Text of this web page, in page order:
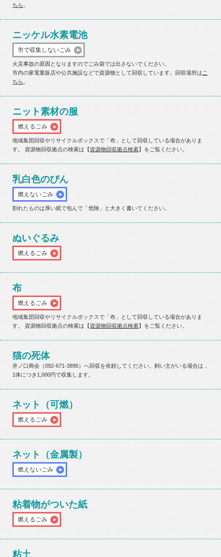
ちら
ニッケル水素電池
市で収集しないごみ
火災事故の原因となりますのでごみ袋では出さないでください。
市内の家電量販店や公共施設などで資源物として回収しています。回収場所は こ
ちら
ニット素材の服
燃えるごみ
地域集団回収やリサイクルボックスで「布」として回収している場合がありま
す。 資源物回収拠点の検索は【 資源物回収拠点検索】をご覧ください。
乳白色のびん
燃えないごみ
割れたものは厚い紙で包んで「危険」と大きく書いてください。
ぬいぐるみ
燃えるごみ
布
燃えるごみ
地域集団回収やリサイクルボックスで「布」として回収している場合がありま
す。 資源物回収拠点の検索は【 資源物回収拠点検索】をご覧ください。
猫の死体
井ノ口商会（092-671-3895）へ回収を依頼してください。飼い主がいる場合は，
1体につき1,000円で収集します。
ネット（可燃）
燃えるごみ
ネット（金属製）
燃えないごみ
粘着物がついた紙
燃えるごみ
粘土